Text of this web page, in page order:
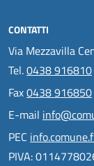
CONTATTI
Via Mezzavilla
Tel.0438 916810
Fax0438 916850
E-mail
PEC
PIVA: